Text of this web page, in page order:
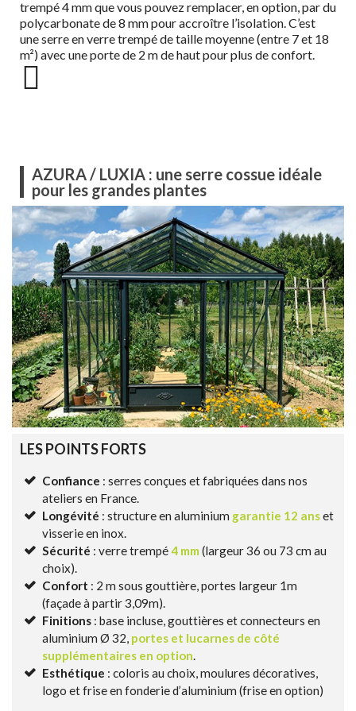
trempé 4 mm que vous pouvez remplacer, en option, par du
polycarbonate de 8 mm pour accroître l’isolation. C’est
une serre en verre trempé de taille moyenne (entre 7 et 18
m²) avec une porte de 2 m de haut pour plus de confort.
AZURA / LUXIA : une serre cossue idéale
pour les grandes plantes
LES POINTS FORTS
Confiance : serres conçues et fabriquées dans nos
ateliers en France.
Longévité : structure en aluminium garantie 12 anset
visserie en inox.
Sécurité : verre trempé4 mm (largeur 36 ou 73 cm au
choix).
Confort : 2 m sous gouttière, portes largeur 1m
(façade à partir 3,09m).
Finitions : base incluse, gouttières et connecteurs en
aluminium Ø 32, portes et lucarnes de côté
supplémentaires en option
Esthétique : coloris au choix, moulures décoratives,
logo et frise en fonderie d’aluminium (frise en option)